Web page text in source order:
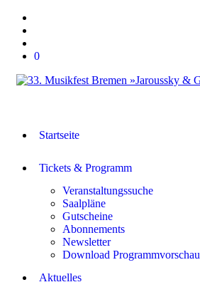
0
Startseite
Tickets & Programm
Veranstaltungssuche
Saalpläne
Gutscheine
Abonnements
Newsletter
Download Programmvorschau
Aktuelles